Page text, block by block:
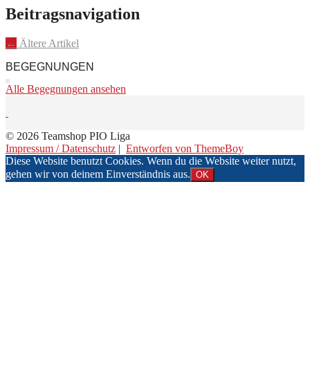
Beitragsnavigation
← Ältere Artikel
BEGEGNUNGEN
Alle Begegnungen ansehen
© 2026 Teamshop PIO Liga
Impressum / Datenschutz | Entworfen von ThemeBoy
Diese Website benutzt Cookies. Wenn du die Website weiter nutzt,
gehen wir von deinem Einverständnis aus. OK